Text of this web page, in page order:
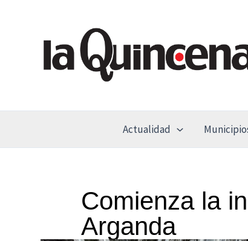
contenido
Actualidad
Comienza la
Arganda